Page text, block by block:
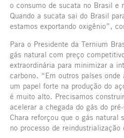
o consumo de sucata no Brasil e
Quando a sucata sai do Brasil
estamos exportando oxigênio”,
Para o Presidente da Ternium
gás natural com preço
extraordinária para minimizar a
carbono. “Em outros países
um papel forte na produção do
é muito alto. Precisamos
acelerar a chegada do gás do
Chara reforçou que o gás natural
no processo de reindustrialização